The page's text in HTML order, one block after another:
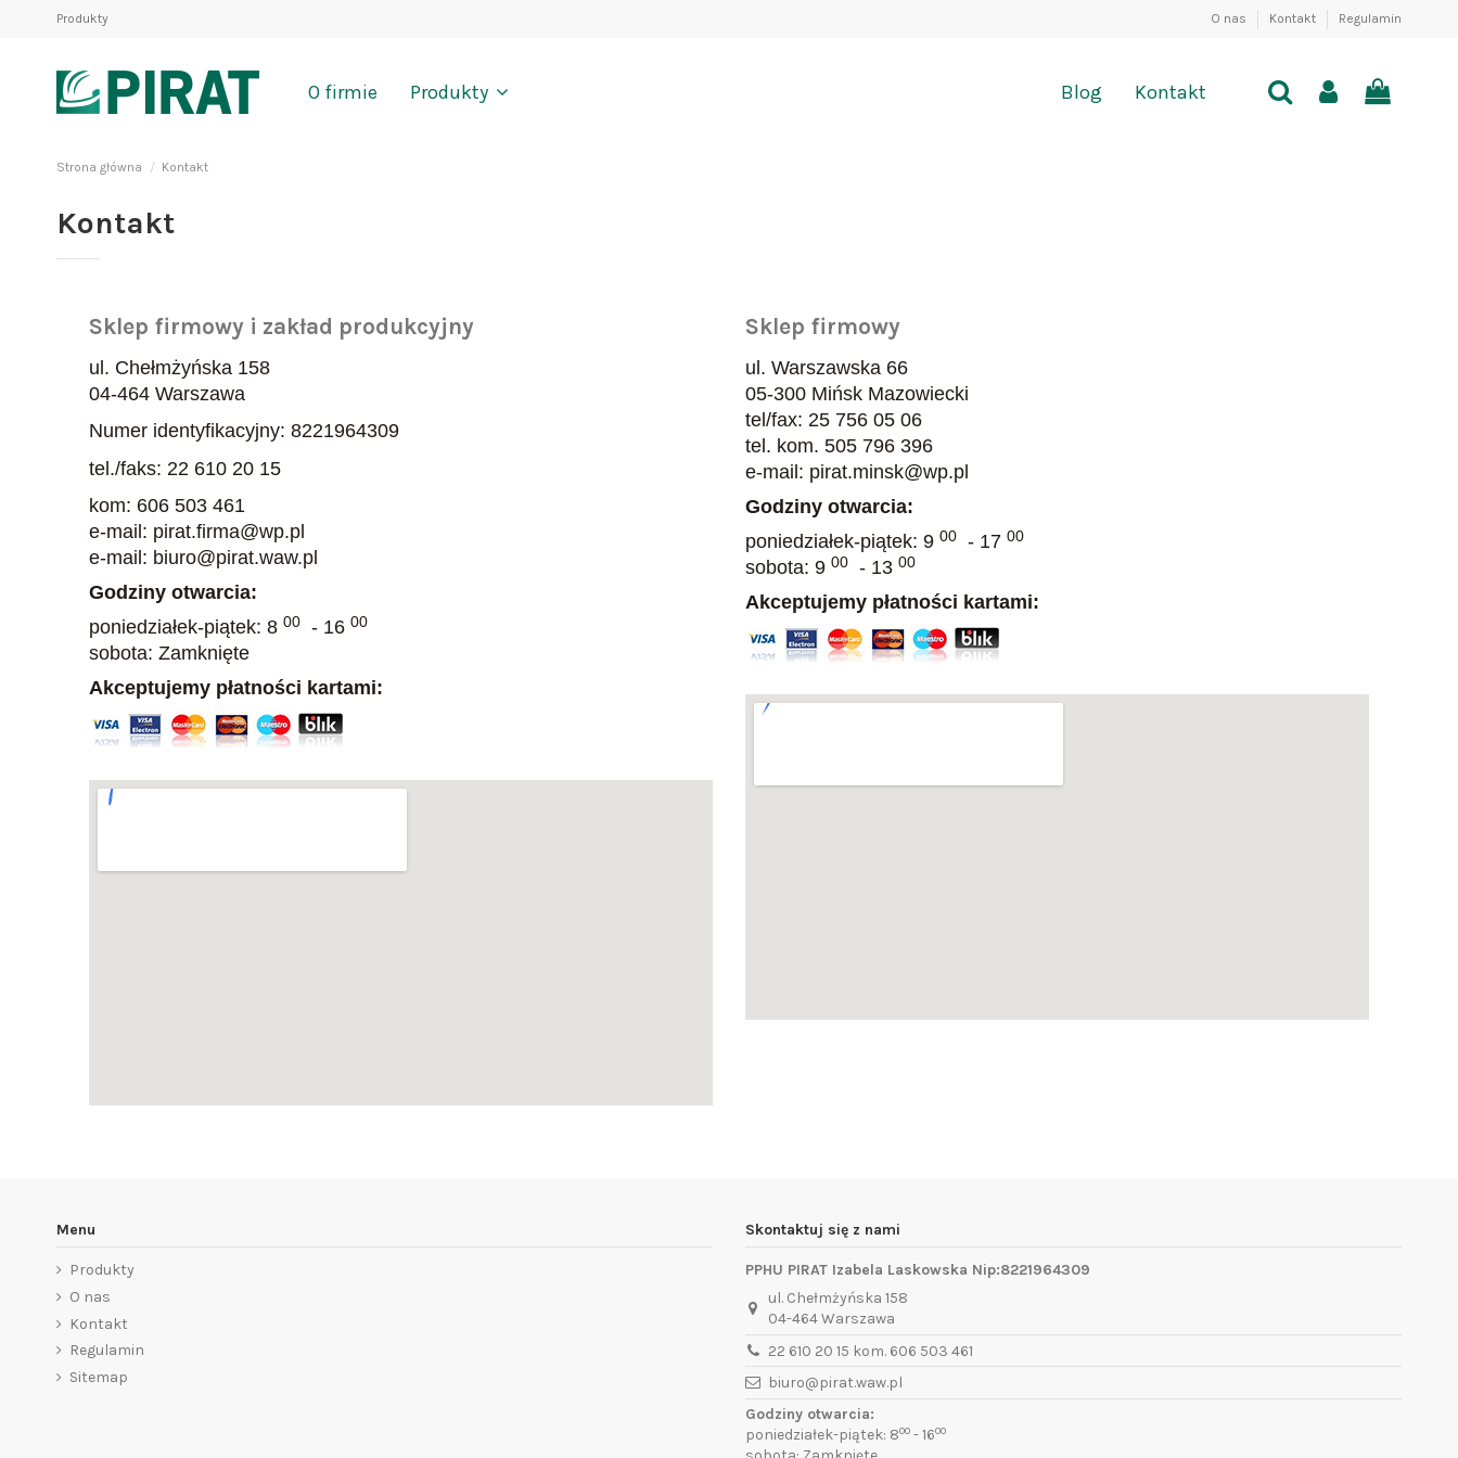
Produkty O nas Kontakt Regulamin
O firmie Produkty Kontakt
Blog
Strona główna Kontakt
Kontakt
Sklep firmowy i zakład produkcyjny
ul. Chełmżyńska 158
04-464 Warszawa
Numer identyfikacyjny: 8221964309
tel./faks: 22 610 20 15
kom: 606 503 461
e-mail: pirat.firma@wp.pl
e-mail: biuro@pirat.waw.pl
Godziny otwarcia:
poniedziałek-piątek: 8 00 - 16 00
sobota: Zamknięte
Akceptujemy płatności kartami:
Sklep firmowy
ul. Warszawska 66
05-300 Mińsk Mazowiecki
tel/fax: 25 756 05 06
tel. kom. 505 796 396
e-mail: pirat.minsk@wp.pl
Godziny otwarcia:
poniedziałek-piątek: 9 00 - 17 00
sobota: 9 00 - 13 00
Akceptujemy płatności kartami:
Menu
Produkty
O nas
Kontakt
Regulamin
Sitemap
Skontaktuj się z nami
PPHU PIRAT Izabela Laskowska Nip:8221964309
ul. Chełmżyńska 158
04-464 Warszawa
22 610 20 15 kom. 606 503 461
biuro@pirat.waw.pl
Godziny otwarcia:
poniedziałek-piątek: 800 - 1600